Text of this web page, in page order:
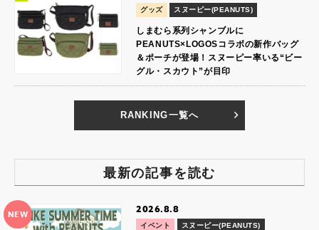
グッズ スヌーピー(PEANUTS)
しまむら系列シャンブルに
PEANUTS×LOGOSコラボの新作バッグ
＆ポーチが登場！スヌーピー率いる“ビー
グル・スカウト”が目印
RANKING一覧へ
最新の記事を読む
NEW 2026.8.8
イベント スヌーピー(PEANUTS)